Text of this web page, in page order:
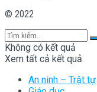
© 2022
Không có kết quả
Xem tất cả kết quả
An ninh – Trật tự